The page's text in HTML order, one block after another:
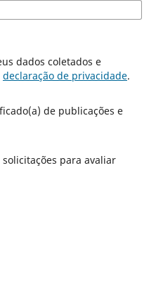
declaração de privacidade.